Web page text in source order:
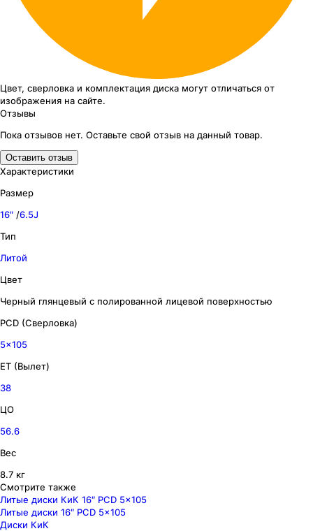
Цвет, сверловка и комплектация диска могут отличаться от
изображения на сайте.
Отзывы
Пока отзывов нет. Оставьте свой отзыв на данный товар.
Оставить отзыв
Характеристики
Размер
16″ /6.5J
Тип
Литой
Цвет
Черный глянцевый с полированной лицевой поверхностью
PCD (Сверловка)
5x105
ET (Вылет)
38
ЦО
56.6
Вес
8.7 кг
Смотрите также
Литые диски КиК 16″ PCD 5x105
Литые диски 16″ PCD 5x105
Диски КиК